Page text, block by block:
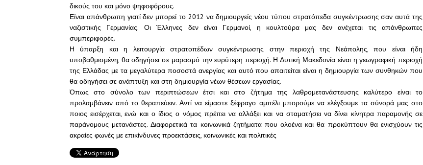
δικούς του και μόνο ψηφοφόρους.
Είναι απάνθρωπη γιατί δεν μπορεί το 2012 να δημιουργείς νέου τύπου στρατόπεδα συγκέντρωσης σαν αυτά της
ναζιστικής Γερμανίας. Οι Έλληνες δεν είναι Γερμανοί, η κουλτούρα μας δεν ανέχεται τις απάνθρωπες
συμπεριφορές.
Η ύπαρξη και η λειτουργία στρατοπέδων συγκέντρωσης στην περιοχή της Νεάπολης, που είναι ήδη
υποβαθμισμένη, θα οδηγήσει σε μαρασμό την ευρύτερη περιοχή. Η Δυτική Μακεδονία είναι η γεωγραφική περιοχή
της Ελλάδας με τα μεγαλύτερα ποσοστά ανεργίας και αυτό που απαιτείται είναι η δημιουργία των συνθηκών που
θα οδηγήσει σε ανάπτυξη και στη δημιουργία νέων θέσεων εργασίας.
Όπως στο σύνολο των περιπτώσεων έτσι και στο ζήτημα της λαθρομετανάστευσης καλύτερο είναι το
προλαμβάνειν από το θεραπεύειν. Αντί να είμαστε ξέφραγο αμπέλι μπορούμε να ελέγξουμε τα σύνορά μας στο
ποιος εισέρχεται, ενώ και ο ίδιος ο νόμος πρέπει να αλλάξει και να σταματήσει να δίνει κίνητρα παραμονής σε
παράνομους μετανάστες. Διαφορετικά τα κοινωνικά ζητήματα που ολοένα και θα προκύπτουν θα ενισχύουν τις
ακραίες φωνές με επικίνδυνες προεκτάσεις, κοινωνικές και πολιτικές